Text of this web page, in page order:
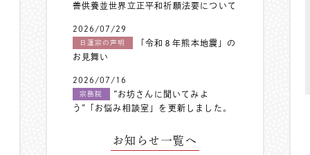
善供養並世界立正平和祈願法要について
2026/07/29
日蓮宗の声明
「令和８年熊本地震」の
お見舞い
2026/07/16
宗務院
”お坊さんに聞いてみよ
う”「お悩み相談室」を更新しました。
お知らせ一覧へ